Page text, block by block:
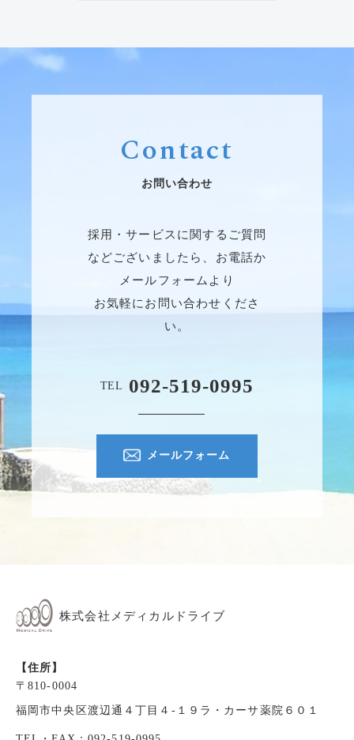
Contact
お問い合わせ
採用・サービスに関するご質問
などございましたら、お電話か
メールフォームより
お気軽にお問い合わせくださ
い。
TEL 092-519-0995
メールフォーム
株式会社メディカルドライブ
【住所】
〒810-0004
福岡市中央区渡辺通４丁目４-１９ラ・カーサ薬院６０１